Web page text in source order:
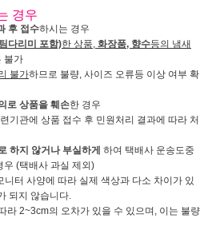
경우
후 접수하시는 경우
다리미 포함)한 상품, 화장품, 향수등의 냄새
불가
불가하므로 불량, 사이즈 오류등 이상 여부 확
로 상품을 훼손한 경우
관에 상품 접수 후 민원처리 결과에 따라 처
하지 않거나 부실하게 하여 택배사 운송도중
우 (택배사 과실 제외)
터 사양에 따라 실제 색상과 다소 차이가 있
되지 않습니다.
라 2~3cm의 오차가 있을 수 있으며, 이는 불량